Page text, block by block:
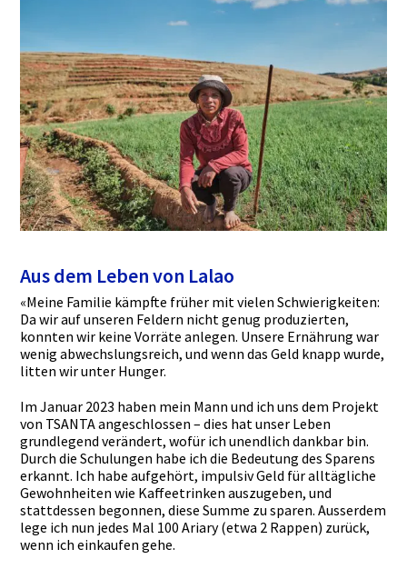
Aus dem Leben von Lalao
«Meine Familie kämpfte früher mit vielen Schwierigkeiten:
Da wir auf unseren Feldern nicht genug produzierten,
konnten wir keine Vorräte anlegen. Unsere Ernährung war
wenig abwechslungsreich, und wenn das Geld knapp wurde,
litten wir unter Hunger.
Im Januar 2023 haben mein Mann und ich uns dem Projekt
von TSANTA angeschlossen – dies hat unser Leben
grundlegend verändert, wofür ich unendlich dankbar bin.
Durch die Schulungen habe ich die Bedeutung des Sparens
erkannt. Ich habe aufgehört, impulsiv Geld für alltägliche
Gewohnheiten wie Kaffeetrinken auszugeben, und
stattdessen begonnen, diese Summe zu sparen. Ausserdem
lege ich nun jedes Mal 100 Ariary (etwa 2 Rappen) zurück,
wenn ich einkaufen gehe.